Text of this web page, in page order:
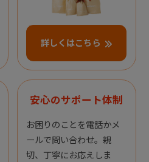
詳しくはこちら
安心のサポート体制
お困りのことを電話かメ
ールで問い合わせ。親
切、丁寧にお応えしま